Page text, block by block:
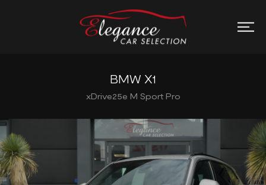
BMW X1
xDrive25e M Sport Pro